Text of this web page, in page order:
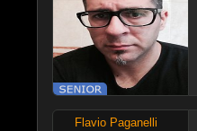
Flavio Paganelli